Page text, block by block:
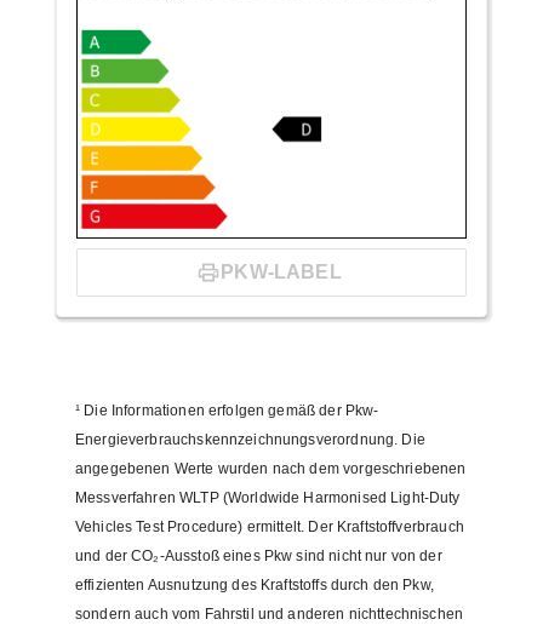
PKW-LABEL
¹ Die Informationen erfolgen gemäß der Pkw-
Energieverbrauchskennzeichnungsverordnung. Die
angegebenen Werte wurden nach dem vorgeschriebenen
Messverfahren WLTP (Worldwide Harmonised Light-Duty
Vehicles Test Procedure) ermittelt. Der Kraftstoffverbrauch
und der CO₂-Ausstoß eines Pkw sind nicht nur von der
effizienten Ausnutzung des Kraftstoffs durch den Pkw,
sondern auch vom Fahrstil und anderen nichttechnischen